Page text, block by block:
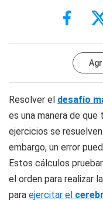
Resolver el desafío
es una manera de
ejercicios se
embargo, un error
Estos cálculos
el orden para realizar
para ejercitar el